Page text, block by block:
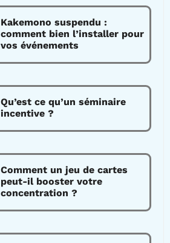
Kakemono suspendu :
comment bien l’installer pour
vos événements
Qu’est ce qu’un séminaire
incentive ?
Comment un jeu de cartes
peut-il booster votre
concentration ?